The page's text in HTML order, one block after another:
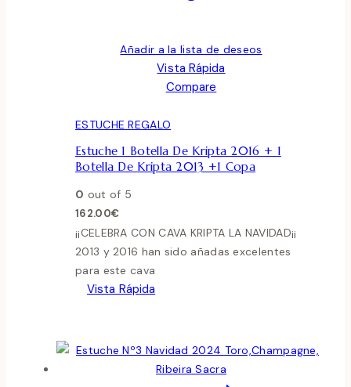
Añadir a la lista de deseos
Vista Rápida
Compare
ESTUCHE REGALO
Estuche 1 Botella De Kripta 2016 + 1
Botella De Kripta 2013 +1 Copa
0 out of 5
162.00€
¡¡CELEBRA CON CAVA KRIPTA LA NAVIDAD¡¡
2013 y 2016 han sido añadas excelentes
para este cava
Vista Rápida